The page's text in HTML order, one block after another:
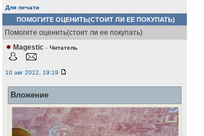
Для печати
ПОМОГИТЕ ОЦЕНИТЬ(СТОИТ ЛИ ЕЕ ПОКУПАТЬ)
Помогите оценить(стоит ли ее покупать)
Magestic - Читатель
10 авг 2012, 19:19
Вложение